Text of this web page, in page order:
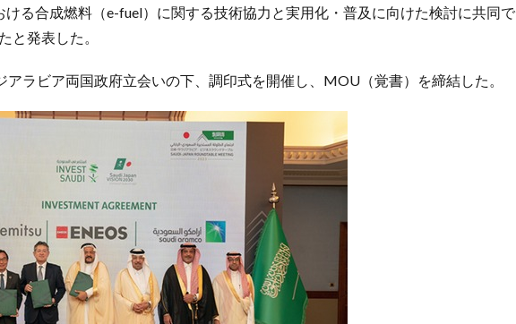
ける合成燃料（e-fuel）に関する技術協力と実用化・普及に向けた検討に共同で
と発表した。
アラビア両国政府立会いの下、調印式を開催し、MOU（覚書）を締結した。